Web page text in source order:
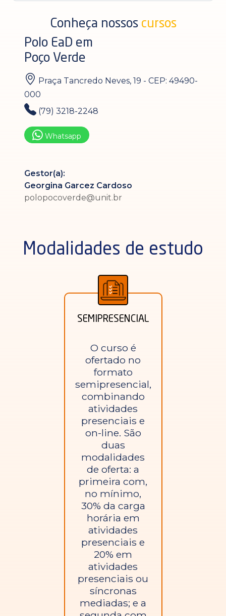
Conheça nossos cursos
Polo EaD em
Poço Verde
Praça Tancredo Neves, 19 - CEP: 49490-
000
(79) 3218-2248
Whatsapp
Gestor(a):
Georgina Garcez Cardoso
polopocoverde@unit.br
Modalidades de estudo
SEMIPRESENCIAL
O curso é
ofertado no
formato
semipresencial,
combinando
atividades
presenciais e
on-line. São
duas
modalidades
de oferta: a
primeira com,
no mínimo,
30% da carga
horária em
atividades
presenciais e
20% em
atividades
presenciais ou
síncronas
mediadas; e a